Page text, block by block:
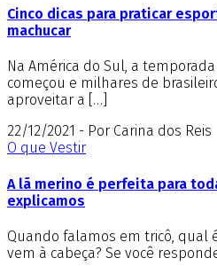
Cinco dicas para praticar
machucar
Na América do Sul, a
começou e milhares de
aproveitar a […]
22/12/2021 - Por Carina dos Reis
O que Vestir
A lã merino é perfeita para
explicamos
Quando falamos em tricô, qual
vem à cabeça? Se você